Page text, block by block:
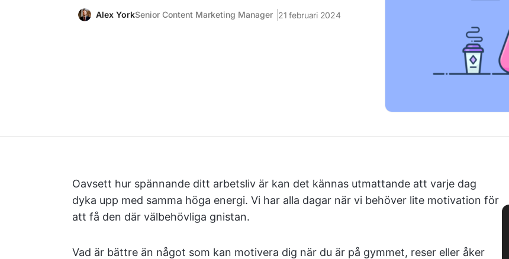
Alex YorkSenior Content Marketing Manager 21 februari 2024
Oavsett hur spännande ditt arbetsliv är kan det kännas utmattande att varje dag
dyka upp med samma höga energi. Vi har alla dagar när vi behöver lite motivation för
att få den där välbehövliga gnistan.
Vad är bättre än något som kan motivera dig när du är på gymmet, reser eller åker